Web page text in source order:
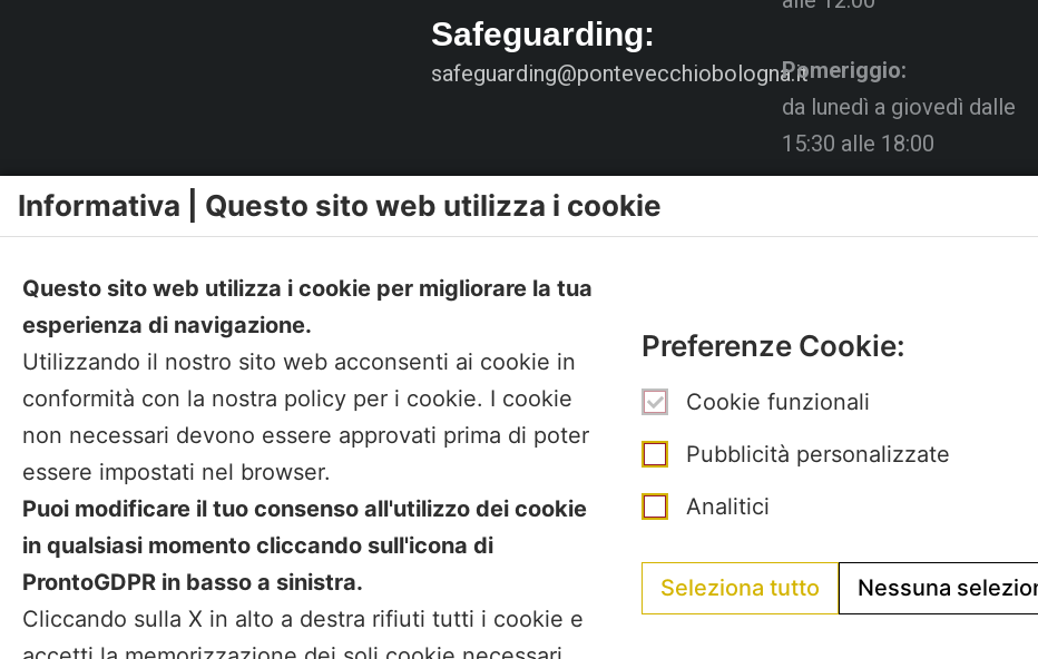
Safeguarding:
safeguarding@pontevecchiobologna.itPomeriggio:
da lunedì a giovedì dalle
15:30 alle 18:00
Gubellini n.7 al primo piano.
2026
Informativa | Questo sito web utilizza i cookie
Questo sito web utilizza i cookie per migliorare la tua
esperienza di navigazione.
Utilizzando il nostro sito web acconsenti ai cookie in
conformità con la nostra policy per i cookie. I cookie
non necessari devono essere approvati prima di poter
essere impostati nel browser.
Puoi modificare il tuo consenso all'utilizzo dei cookie
in qualsiasi momento cliccando sull'icona di
ProntoGDPR in basso a sinistra.
Cliccando sulla X in alto a destra rifiuti tutti i cookie e
Preferenze Cookie:
Cookie funzionali
Pubblicità personalizzate
Analitici
Seleziona tutto Nessuna